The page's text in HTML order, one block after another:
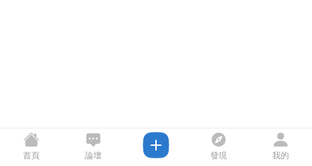
首頁 論壇 發現 我的